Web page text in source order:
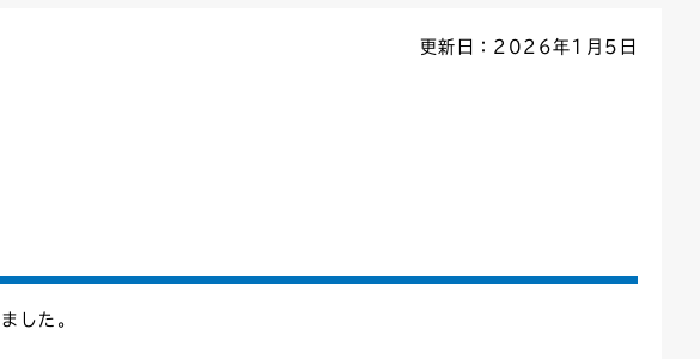
更新日：2026年1月5日
した。